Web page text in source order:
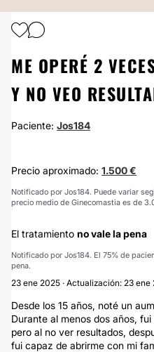
ME OPERÉ 2
Y NO VEO
Paciente: Jos184
Precio aproximado: 1.500 €
Notificado por Jos184. Puede variar
precio medio de Ginecomastia es de
El tratamiento no vale la pena
Notificado por Jos184. El 75% de
pena.
23 ene 2025 · Actualización: 23 ene
Desde los 15 años, noté un
Durante al menos dos años,
pero al no ver resultados,
fui capaz de abrirme con mi